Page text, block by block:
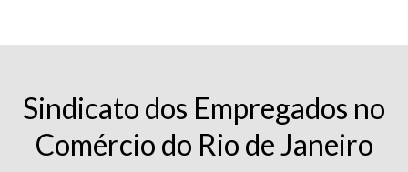
Sindicato dos Empregados no
Comércio do Rio de Janeiro